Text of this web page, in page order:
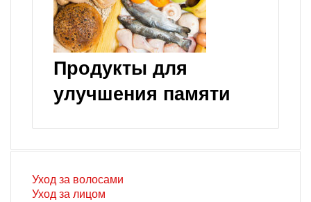
Продукты для
улучшения памяти
Уход за волосами
Уход за лицом